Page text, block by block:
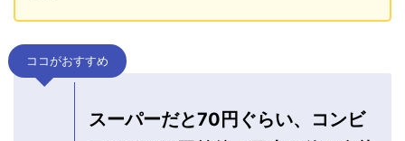
ココがおすすめ
スーパーだと70円ぐらい、コンビ